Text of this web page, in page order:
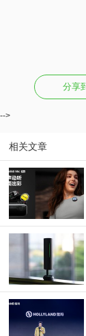
分享
-->
相关文章